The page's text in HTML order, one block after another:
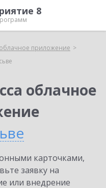
8
приложение
облачное
карточками,
заявку на
или внедрение